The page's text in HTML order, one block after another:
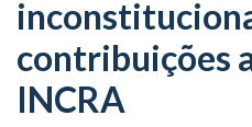
contribuições
INCRA